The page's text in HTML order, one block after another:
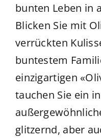
bunten Leben in
Blicken Sie mit
verrückten
buntestem
einzigartigen
tauchen Sie ein
glitzernd, aber